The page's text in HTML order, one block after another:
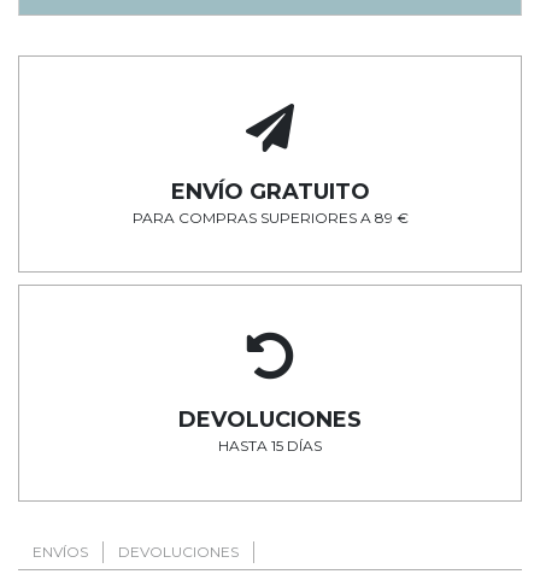
ENVÍO GRATUITO
PARA COMPRAS SUPERIORES A 89 €
DEVOLUCIONES
HASTA 15 DÍAS
ENVÍOS DEVOLUCIONES